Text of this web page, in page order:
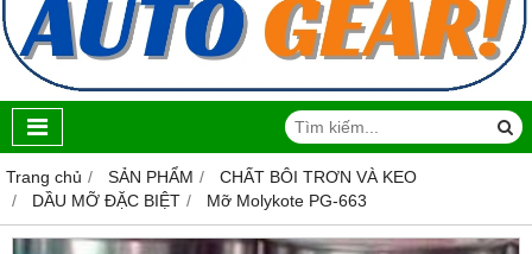
Trang chủ SẢN PHẨM
CHẤT BÔI TRƠN VÀ KEO
DẦU MỠ ĐẶC BIỆT
Mỡ Molykote PG-663